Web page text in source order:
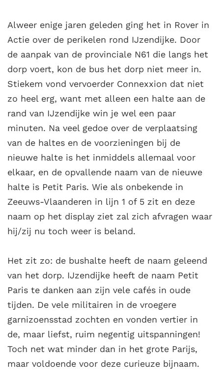
Alweer enige jaren geleden ging het in Rover in
Actie over de perikelen rond IJzendijke. Door
de aanpak van de provinciale N61 die langs het
dorp voert, kon de bus het dorp niet meer in.
Stiekem vond vervoerder Connexxion dat niet
zo heel erg, want met alleen een halte aan de
rand van IJzendijke win je wel een paar
minuten. Na veel gedoe over de verplaatsing
van de haltes en de voorzieningen bij de
nieuwe halte is het inmiddels allemaal voor
elkaar, en de opvallende naam van de nieuwe
halte is Petit Paris. Wie als onbekende in
Zeeuws-Vlaanderen in lijn 1 of 5 zit en deze
naam op het display ziet zal zich afvragen waar
hij/zij nu toch weer is beland.
Het zit zo: de bushalte heeft de naam geleend
van het dorp. IJzendijke heeft de naam Petit
Paris te danken aan zijn vele cafés in oude
tijden. De vele militairen in de vroegere
garnizoensstad zochten en vonden vertier in
de, maar liefst, ruim negentig uitspanningen!
Toch net wat minder dan in het grote Parijs,
maar voldoende voor deze curieuze bijnaam.